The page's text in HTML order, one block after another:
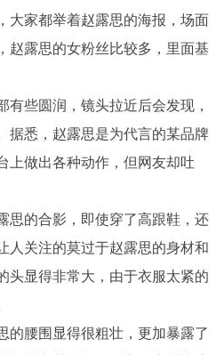
大家都举着赵露思的海报，场面
赵露思的女粉丝比较多，里面基
有些圆润，镜头拉近后会发现，
据悉，赵露思是为代言的某品牌
上做出各种动作，但网友却吐
思的合影，即使穿了高跟鞋，还
人关注的莫过于赵露思的身材和
头显得非常大，由于衣服太紧的
的腰围显得很粗壮，更加暴露了